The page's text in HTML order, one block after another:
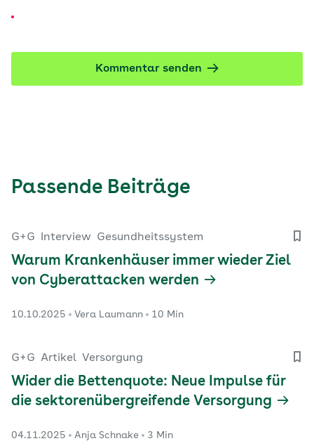
Kommentar senden
Passende Beiträge
G+G Interview Gesundheitssystem
Warum Krankenhäuser immer wieder Ziel
von Cyberattacken werden
10.10.2025 Vera Laumann 10 Min
G+G Artikel Versorgung
Wider die Bettenquote: Neue Impulse für
die sektorenübergreifende Versorgung
04.11.2025 Anja Schnake 3 Min